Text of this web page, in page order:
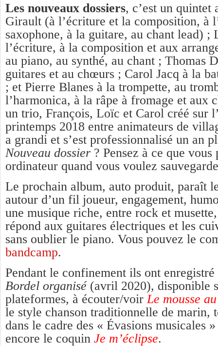
Les nouveaux dossiers, c’est un quintet
Girault (à l’écriture et la composition, à
saxophone, à la guitare, au chant lead) ;
l’écriture, à la composition et aux
au piano, au synthé, au chant ; Thomas
guitares et au chœurs ; Carol Jacq à la
; et Pierre Blanes à la trompette, au
l’harmonica, à la râpe à fromage et aux
un trio, François, Loïc et Carol créé sur
printemps 2018 entre animateurs de
a grandi et s’est professionnalisé un an
Nouveau dossier ? Pensez à ce que
ordinateur quand vous voulez
Le prochain album, auto produit, paraît
autour d’un fil joueur, engagement,
une musique riche, entre rock et
répond aux guitares électriques et les
sans oublier le piano. Vous pouvez le
bandcamp.
Pendant le confinement ils ont
Bordel organisé(avril 2020), disponible
plateformes, à écouter/voir Le mousse
le style chanson traditionnelle de marin,
dans le cadre des « Évasions musicales
encore le coquin Je m’éclipse.